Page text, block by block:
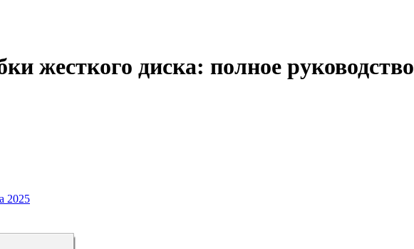
жесткого диска: полное руководство
2025